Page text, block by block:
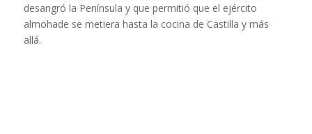
desangró la Península y que permitió que el ejército
almohade se metiera hasta la cocina de Castilla y más
allá.